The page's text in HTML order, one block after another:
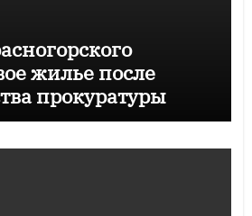
жилье после
прокуратуры